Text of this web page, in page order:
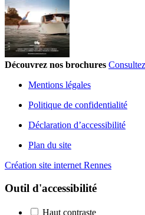
Découvrez nos brochures
Mentions légales
Politique de confidentialité
Déclaration d’accessibilité
Plan du site
Création site internet Rennes
Outil d'accessibilité
Haut contraste